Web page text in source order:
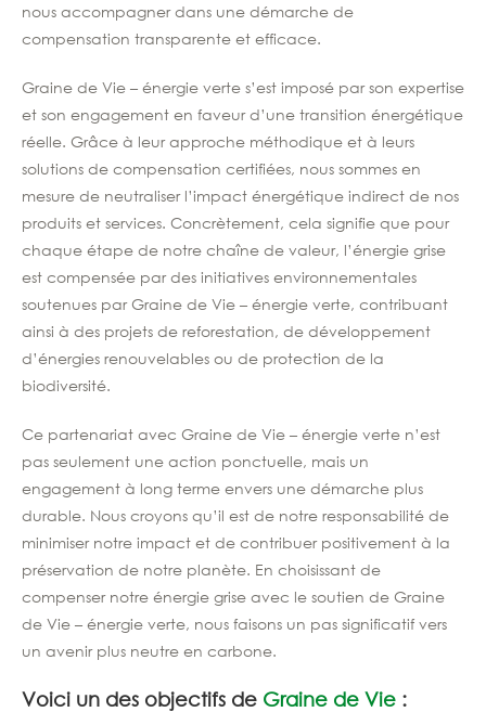
nous accompagner dans une démarche de
compensation transparente et efficace.
Graine de Vie – énergie verte s’est imposé par son expertise
et son engagement en faveur d’une transition énergétique
réelle. Grâce à leur approche méthodique et à leurs
solutions de compensation certifiées, nous sommes en
mesure de neutraliser l’impact énergétique indirect de nos
produits et services. Concrètement, cela signifie que pour
chaque étape de notre chaîne de valeur, l’énergie grise
est compensée par des initiatives environnementales
soutenues par Graine de Vie – énergie verte, contribuant
ainsi à des projets de reforestation, de développement
d’énergies renouvelables ou de protection de la
biodiversité.
Ce partenariat avec Graine de Vie – énergie verte n’est
pas seulement une action ponctuelle, mais un
engagement à long terme envers une démarche plus
durable. Nous croyons qu’il est de notre responsabilité de
minimiser notre impact et de contribuer positivement à la
préservation de notre planète. En choisissant de
compenser notre énergie grise avec le soutien de Graine
de Vie – énergie verte, nous faisons un pas significatif vers
un avenir plus neutre en carbone.
Voici un des objectifs de Graine de Vie :